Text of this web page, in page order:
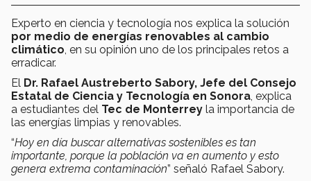
Experto en ciencia y tecnología nos explica la solución
por medio de energías renovables al cambio
climático , en su opinión uno de los principales retos a
erradicar.
El Dr. Rafael Austreberto Sabory, Jefe del Consejo
Estatal de Ciencia y Tecnología en Sonora , explica
a estudiantes del Tec de Monterrey la importancia de
las energías limpias y renovables.
“Hoy en día buscar alternativas sostenibles es tan
importante, porque la población va en aumento y esto
genera extrema contaminación” señaló Rafael Sabory.